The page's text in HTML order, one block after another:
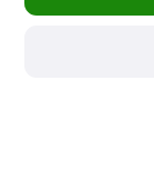
Newsletter